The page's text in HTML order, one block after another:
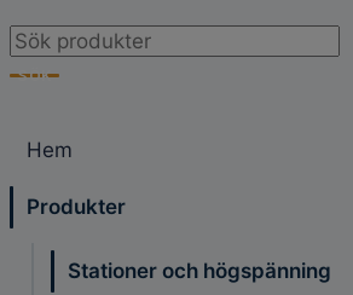
Products
search
SÖK
Hem
Produkter
Stationer och högspänning